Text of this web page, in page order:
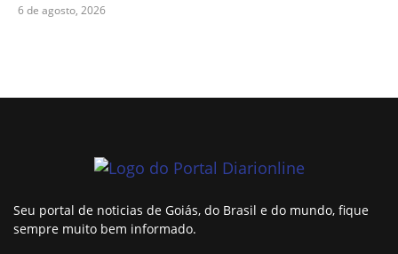
6 de agosto, 2026
Seu portal de noticias de Goiás, do Brasil e do mundo, fique
sempre muito bem informado.